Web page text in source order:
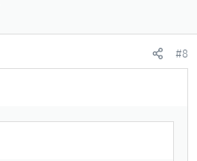
#8